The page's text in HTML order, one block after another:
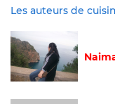
Les auteurs de